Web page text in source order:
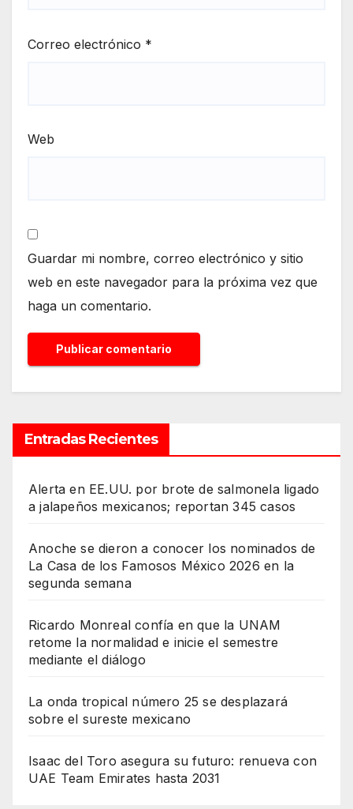
Correo electrónico *
Web
Guardar mi nombre, correo electrónico y sitio
web en este navegador para la próxima vez que
haga un comentario.
Entradas Recientes
Alerta en EE.UU. por brote de salmonela ligado
a jalapeños mexicanos; reportan 345 casos
Anoche se dieron a conocer los nominados de
La Casa de los Famosos México 2026 en la
segunda semana
Ricardo Monreal confía en que la UNAM
retome la normalidad e inicie el semestre
mediante el diálogo
La onda tropical número 25 se desplazará
sobre el sureste mexicano
Isaac del Toro asegura su futuro: renueva con
UAE Team Emirates hasta 2031